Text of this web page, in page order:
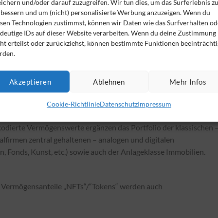
und/oder darauf zuzugreifen. Wir tun dies, um das Surferlebnis zu
und um (nicht) personalisierte Werbung anzuzeigen. Wenn du
Technologien zustimmst, können wir Daten wie das Surfverhalten
IDs auf dieser Website verarbeiten. Wenn du deine Zustimmung
erteilst oder zurückziehst, können bestimmte Funktionen
Akzeptieren Ablehnen Mehr Infos
Cookie-RichtlinieDatenschutzImpressum
Lohntüte und Papieraktien ersetzt. Nun ist die nächste
NFTs sowie Blockchain-Transaktionen.
wurden dank Internet und Onlineshopping integriert.
neue Produkte und private Anbieter.
„digitales“ Geld. Tokenisierung ersetzt die klassische
Staking, Minting und Trading kommen als Alternativen zu
oder sonstiger Handel ins Spiel.
Vermögenswerte ergänzen das Portfolio der klassischen –
zentral gehaltenen – analogen und digitalen
Kunst, etc.) sowie auch der Anlageklasse Immobilien.
„NFTs“/“Tokens“ werden auch